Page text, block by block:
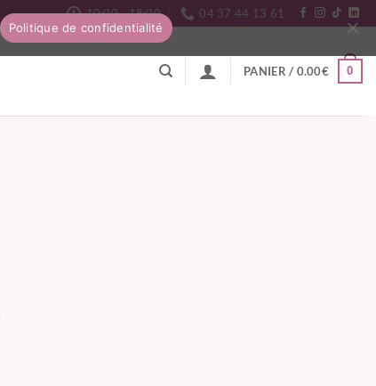
10:00 - 18:00 04 37 44 13 61
PANIER / 0.00€ 0
Politique de confidentialité